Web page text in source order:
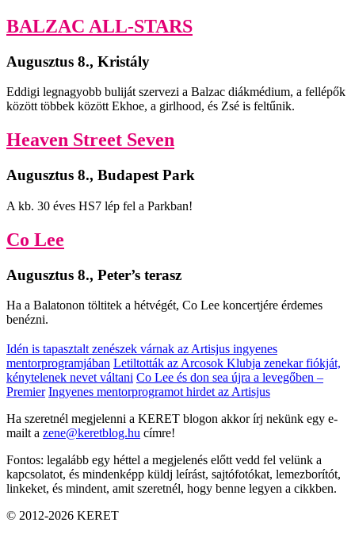
BALZAC ALL-STARS
Augusztus 8., Kristály
Eddigi legnagyobb buliját szervezi a Balzac diákmédium, a fellépők
között többek között Ekhoe, a girlhood, és Zsé is feltűnik.
Heaven Street Seven
Augusztus 8., Budapest Park
A kb. 30 éves HS7 lép fel a Parkban!
Co Lee
Augusztus 8., Peter’s terasz
Ha a Balatonon töltitek a hétvégét, Co Lee koncertjére érdemes
benézni.
Idén is tapasztalt zenészek várnak az Artisjus ingyenes
mentorprogramjában Letiltották az Arcosok Klubja zenekar fiókját,
kénytelenek nevet váltani Co Lee és don sea újra a levegőben –
Premier Ingyenes mentorprogramot hirdet az Artisjus
Ha szeretnél megjelenni a KERET blogon akkor írj nekünk egy e-
mailt a zene@keretblog.hu címre!
Fontos: legalább egy héttel a megjelenés előtt vedd fel velünk a
kapcsolatot, és mindenképp küldj leírást, sajtófotókat, lemezborítót,
linkeket, és mindent, amit szeretnél, hogy benne legyen a cikkben.
© 2012-2026 KERET